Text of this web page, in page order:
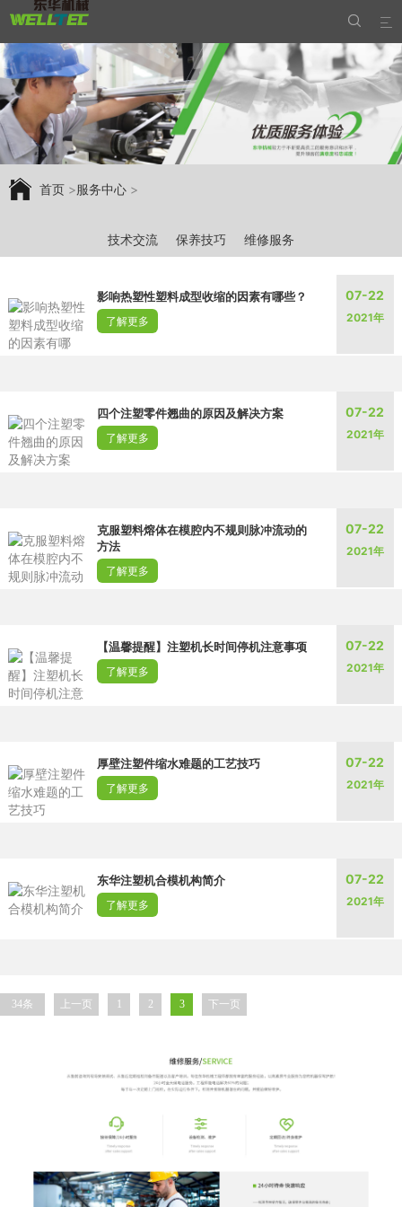


首页>服务中心>
技术交流 保养技巧 维修服务
影响热塑性塑料成型收缩的因素有哪些？
了解更多
07-22
2021年
四个注塑零件翘曲的原因及解决方案
了解更多
07-22
2021年
克服塑料熔体在模腔内不规则脉冲流动的
方法
了解更多
07-22
2021年
【温馨提醒】注塑机长时间停机注意事项
了解更多
07-22
2021年
厚壁注塑件缩水难题的工艺技巧
了解更多
07-22
2021年
东华注塑机合模机构简介
了解更多
07-22
2021年
34条 上一页 1 2 3 下一页